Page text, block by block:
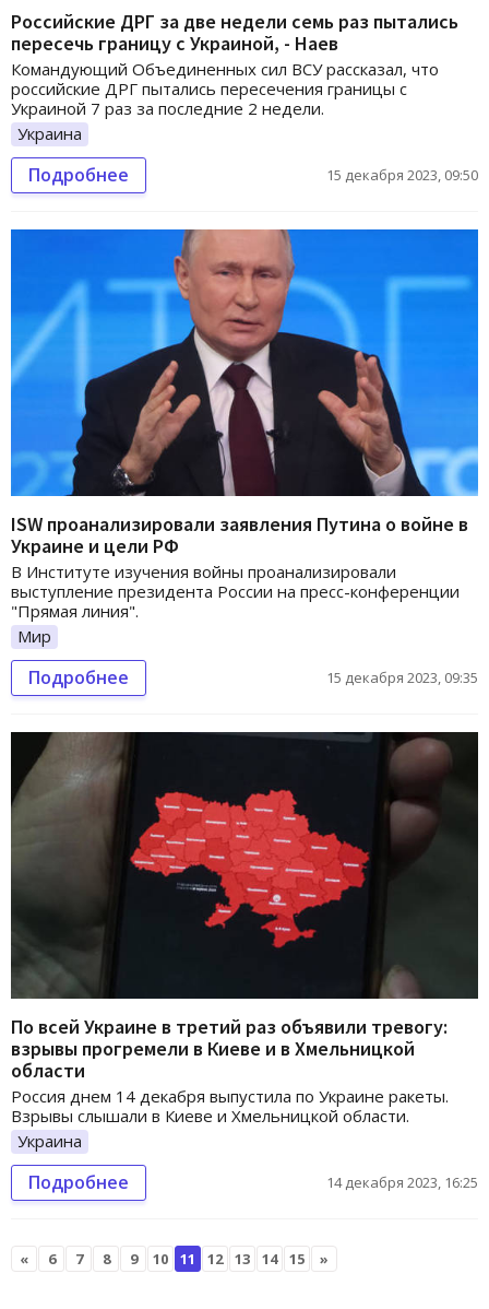
Российские ДРГ за две недели семь раз пытались
пересечь границу с Украиной, - Наев
Командующий Объединенных сил ВСУ рассказал, что
российские ДРГ пытались пересечения границы с
Украиной 7 раз за последние 2 недели.
Украина
Подробнее 15 декабря 2023, 09:50
ISW проанализировали заявления Путина о войне в
Украине и цели РФ
В Институте изучения войны проанализировали
выступление президента России на пресс-конференции
"Прямая линия".
Мир
Подробнее 15 декабря 2023, 09:35
По всей Украине в третий раз объявили тревогу:
взрывы прогремели в Киеве и в Хмельницкой
области
Россия днем 14 декабря выпустила по Украине ракеты.
Взрывы слышали в Киеве и Хмельницкой области.
Украина
Подробнее 14 декабря 2023, 16:25
« 6 7 8 9 10 11 12 13 14 15 »